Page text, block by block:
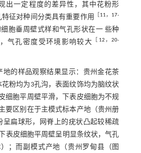
出一定程度的差异性，其中花粉形
征对种间分类具有重要作用
11， 17-
胞垂周壁式样和气孔形状在一 些种
气孔密度受环境影响较大
12 ，20-
地的样品观察结果显示：贵州金花茶
粉均为3孔沟，表面纹饰均为脑纹状
细胞平周壁平滑，下表皮细胞为不规
要区别在于主模式标本产地（贵州册
呈扁球形，网脊上的疣状凸起较稀疏
表皮细胞平周壁呈明显条纹状，气孔
）；而副模式产地（贵州罗甸县（图